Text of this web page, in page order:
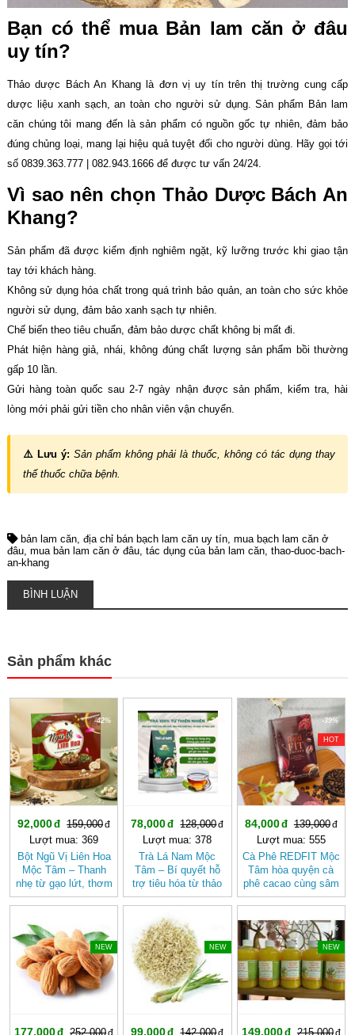
Bạn có thể mua Bản lam căn ở đâu
uy tín?
Thảo dược Bách An Khang là đơn vị uy tín trên thị trường cung cấp
dược liệu xanh sạch, an toàn cho người sử dụng. Sản phẩm Bản lam
căn chúng tôi mang đến là sản phẩm có nguồn gốc tự nhiên, đảm bảo
đúng chủng loại, mang lại hiệu quả tuyệt đối cho người dùng. Hãy gọi tới
số 0839.363.777 | 082.943.1666 để được tư vấn 24/24.
Vì sao nên chọn Thảo Dược Bách An
Khang?
Sản phẩm đã được kiểm định nghiêm ngặt, kỹ lưỡng trước khi giao tận
tay tới khách hàng.
Không sử dụng hóa chất trong quá trình bảo quản, an toàn cho sức khỏe
người sử dụng, đảm bảo xanh sạch tự nhiên.
Chế biến theo tiêu chuẩn, đảm bảo dược chất không bị mất đi.
Phát hiện hàng giả, nhái, không đúng chất lượng sản phẩm bồi thường
gấp 10 lần.
Gửi hàng toàn quốc sau 2-7 ngày nhận được sản phẩm, kiểm tra, hài
lòng mới phải gửi tiền cho nhân viên vận chuyển.
⚠️ Lưu ý: Sản phẩm không phải là thuốc, không có tác dụng thay
thế thuốc chữa bệnh.
bản lam căn địa chỉ bán bạch lam căn uy tín mua bạch lam căn ở
đâu mua bản lam căn ở đâu tác dụng của bản lam căn thao-duoc-bach-
an-khang
BÌNH LUẬN
Sản phẩm khác
-42%
92,000
159,000
Lượt mua: 369
Bột Ngũ Vị Liên Hoa
Mộc Tâm – Thanh
nhẹ từ gạo lứt, thơm
bùi vị hạt sen
-39%
78,000
128,000
Lượt mua: 378
Trà Lá Nam Mộc
Tâm – Bí quyết hỗ
trợ tiêu hóa từ thảo
mộc tự nhiên
-39%
HOT
84,000
139,000
Lượt mua: 555
Cà Phê REDFIT Mộc
Tâm hòa quyện cà
phê cacao cùng sâm
và củ dền dễ uống
NEW
177,000 252,000
NEW
99,000 142,000
-30%
NEW
149,000 215,000